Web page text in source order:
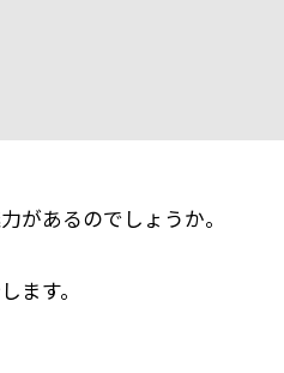
があるのでしょうか。
ます。